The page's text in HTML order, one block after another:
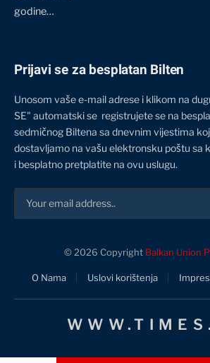
godine…
Prijavi se za besplatan Bilten
Unosom vaše e-mail adrese i klikom na
SE" automatski se registrujete se na
sedmičnog Biltena sa dnevnim vijestima
dostavljamo na vašu elektronsku poštu sa
i besplatno pretplatite na ovu uslugu.
© 2026 Copyright Balkan Union
O Nama Uslovi korištenja